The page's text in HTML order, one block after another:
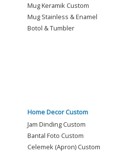
Mug Keramik Custom
Mug Stainless & Enamel
Botol & Tumbler
Home Decor Custom
Jam Dinding Custom
Bantal Foto Custom
Celemek (Apron) Custom